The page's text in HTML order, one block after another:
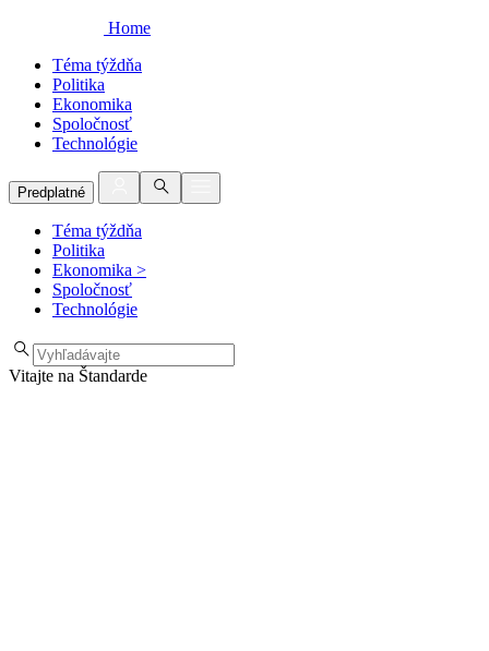
Home
Téma týždňa
Politika
Ekonomika
Spoločnosť
Technológie
Predplatné
Téma týždňa
Politika
Ekonomika >
Spoločnosť
Technológie
Vitajte na Štandarde